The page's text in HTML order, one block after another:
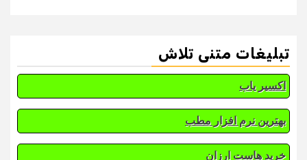
تبلیغات متنی تلاش
اکسیر یاب
بهترین نرم افزار مطب
خرید هاست ارزان